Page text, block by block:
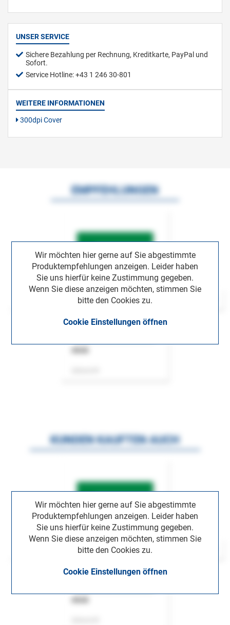
UNSER SERVICE
Sichere Bezahlung per Rechnung, Kreditkarte, PayPal und
Sofort.
Service Hotline: +43 1 246 30-801
WEITERE INFORMATIONEN
300dpi Cover
Wir möchten hier gerne auf Sie abgestimmte
Produktempfehlungen anzeigen. Leider haben
Sie uns hierfür keine Zustimmung gegeben.
Wenn Sie diese anzeigen möchten, stimmen Sie
bitte den Cookies zu.
Cookie Einstellungen öffnen
EMPFEHLUNGEN
Wir möchten hier gerne auf Sie abgestimmte
Produktempfehlungen anzeigen. Leider haben
Sie uns hierfür keine Zustimmung gegeben.
Wenn Sie diese anzeigen möchten, stimmen Sie
bitte den Cookies zu.
Cookie Einstellungen öffnen
KUNDEN KAUFTEN AUCH